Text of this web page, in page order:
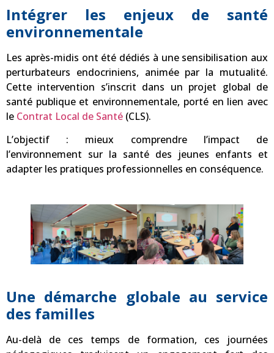
Intégrer les enjeux de santé
environnementale
Les après-midis ont été dédiés à une sensibilisation aux
perturbateurs endocriniens, animée par la mutualité.
Cette intervention s’inscrit dans un projet global de
santé publique et environnementale, porté en lien avec
le Contrat Local de Santé (CLS).
L’objectif : mieux comprendre l’impact de
l’environnement sur la santé des jeunes enfants et
adapter les pratiques professionnelles en conséquence.
Une démarche globale au service
des familles
Au-delà de ces temps de formation, ces journées